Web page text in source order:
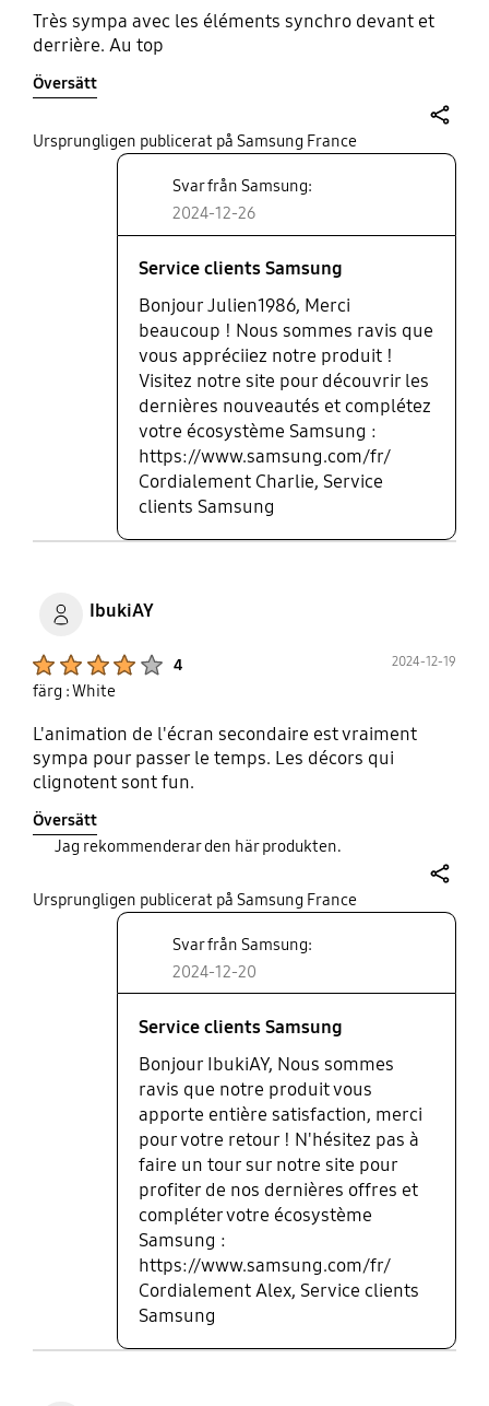
Très sympa avec les éléments synchro devant et
derrière. Au top
Översätt
Ursprungligen publicerat på Samsung France
Svar från Samsung:
2024-12-26
Service clients Samsung
Bonjour Julien1986, Merci
beaucoup ! Nous sommes ravis que
vous appréciiez notre produit !
Visitez notre site pour découvrir les
dernières nouveautés et complétez
votre écosystème Samsung :
https://www.samsung.com/fr/
Cordialement Charlie, Service
clients Samsung
IbukiAY
4 2024-12-19
färg : White
L'animation de l'écran secondaire est vraiment
sympa pour passer le temps. Les décors qui
clignotent sont fun.
Översätt
Jag rekommenderar den här produkten.
Ursprungligen publicerat på Samsung France
Svar från Samsung:
2024-12-20
Service clients Samsung
Bonjour IbukiAY, Nous sommes
ravis que notre produit vous
apporte entière satisfaction, merci
pour votre retour ! N'hésitez pas à
faire un tour sur notre site pour
profiter de nos dernières offres et
compléter votre écosystème
Samsung :
https://www.samsung.com/fr/
Cordialement Alex, Service clients
Samsung